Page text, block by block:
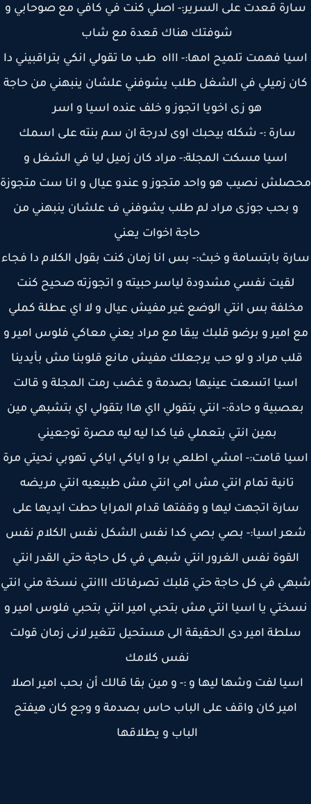
قعدت على السرير:- اصلي كنت في كافي مع صوحابي و
شوفتك هناك قعدة مع شاب
فهمت تلميح امها:- اااه طب ما تقولي انكي بتراقبيني دا
زميلي في الشغل طلب يشوفني علشان ينبهني من حاجة
هو زى اخويا اتجوز و خلف عنده اسيا و اسر
سارة :- شكله بيحبك اوى لدرجة ان سم بنته على اسمك
اسيا مسكت المجلة:- مراد كان زميل ليا في الشغل و
نصيب هو واحد متجوز و عندو عيال و انا ست متجوزة
و بحب جوزى مراد لم طلب يشوفني ف علشان ينبهني من
حاجة اخوات يعني
بابتسامة و خبث:- بس انا زمان كنت بقول الكلام دا فجاء
لقيت نفسي مشدودة لياسر حبيته و اتجوزته صحيح كنت
بس انتي الوضع غير مفيش عيال و لا اي عطلة كملي
امير و برضو قلبك يبقا مع مراد يعني معاكي فلوس امير و
مراد و لو حب يرجعلك مفيش مانع قلوبنا مش بأيدينا
اسيا اتسعت عينيها بصدمة و غضب رمت المجلة و قالت
و حادة:- انتي بتقولي ااي هاا بتقولي اي بتشبهي مين
بمين انتي بتعملي فيا كدا ليه ليه مصرة توجعيني
قامت:- امشي اطلعي برا و اياكي اياكي تهوبي نحيتي مرة
تانية تمام انتي مش امي انتي مش طبيعيه انتي مريضه
سارة اتجهت ليها و وقفتها قدام المرايا حطت ايديها على
اسيا:- بصي بصي كدا نفس الشكل نفس الكلام نفس
القوة نفس الغرور انتي شبهي في كل حاجة حتي القدر انتي
في كل حاجة حتي قلبك تصرفاتك ااانتي نسخة مني انتي
يا اسيا انتي مش بتحبي امير انتي بتحبي فلوس امير و
امير دى الحقيقة الى مستحيل تتغير لانى زمان قولت
نفس كلامك
لفت وشها ليها و :- و مين بقا قالك أن بحب امير اصلا
امير كان واقف على الباب حاس بصدمة و وجع كان هيفتح
الباب و يطلاقها